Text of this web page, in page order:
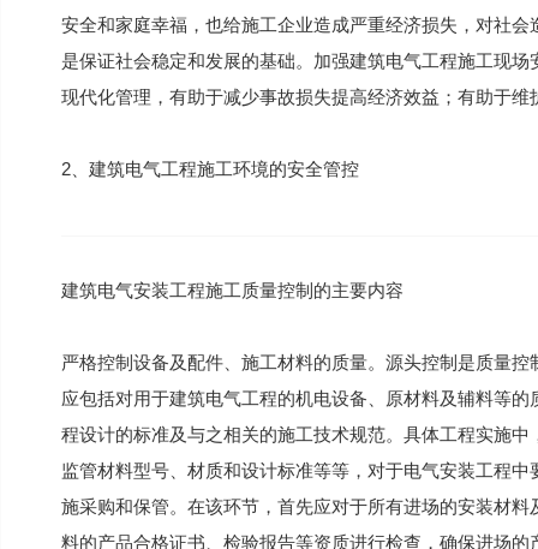
安全和家庭幸福，也给施工企业造成严重经济损失，对社
是保证社会稳定和发展的基础。加强建筑电气工程施工现
现代化管理，有助于减少事故损失提高经济效益；有助于
2、建筑电气工程施工环境的安全管控
建筑电气安装工程施工质量控制的主要内容
严格控制设备及配件、施工材料的质量。源头控制是质量
应包括对用于建筑电气工程的机电设备、原材料及辅料等
程设计的标准及与之相关的施工技术规范。具体工程实施
监管材料型号、材质和设计标准等等，对于电气安装工程
施采购和保管。在该环节，首先应对于所有进场的安装材
料的产品合格证书、检验报告等资质进行检查，确保进场